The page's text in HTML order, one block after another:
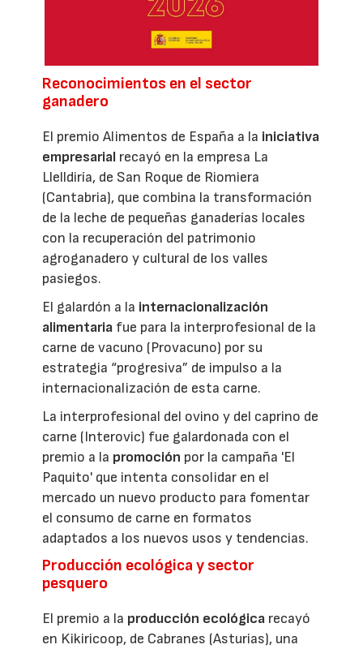
Reconocimientos en el sector
ganadero
El premio Alimentos de España a la iniciativa
empresarial recayó en la empresa La
Llelldiría, de San Roque de Riomiera
(Cantabria), que combina la transformación
de la leche de pequeñas ganaderías locales
con la recuperación del patrimonio
agroganadero y cultural de los valles
pasiegos.
El galardón a la internacionalización
alimentaria fue para la interprofesional de la
carne de vacuno (Provacuno) por su
estrategia “progresiva” de impulso a la
internacionalización de esta carne.
La interprofesional del ovino y del caprino de
carne (Interovic) fue galardonada con el
premio a la promoción por la campaña 'El
Paquito' que intenta consolidar en el
mercado un nuevo producto para fomentar
el consumo de carne en formatos
adaptados a los nuevos usos y tendencias.
Producción ecológica y sector
pesquero
El premio a la producción ecológica recayó
en Kikiricoop, de Cabranes (Asturias), una